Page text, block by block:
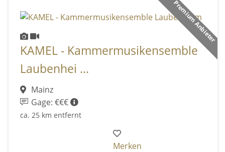
Premium Anbieter
KAMEL - Kammermusikensemble
Laubenhei ...
Mainz
Gage: €€€
ca. 25 km entfernt
Merken